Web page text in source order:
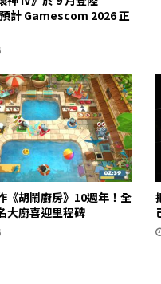
計 Gamescom 2026 正
《胡鬧廚房》10週年！全
大廚喜迎里程碑